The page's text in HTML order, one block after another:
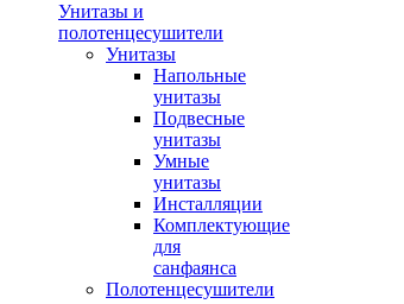
Унитазы и
полотенцесушители
Унитазы
Напольные
унитазы
Подвесные
унитазы
Умные
унитазы
Инсталляции
Комплектующие
для
санфаянса
Полотенцесушители